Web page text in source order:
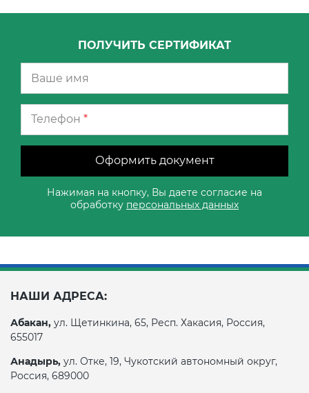
ПОЛУЧИТЬ СЕРТИФИКАТ
Телефон *
Оформить документ
Нажимая на кнопку, Вы даете согласие на
обработку персональных данных
НАШИ АДРЕСА:
Абакан, ул. Щетинкина, 65, Респ. Хакасия, Россия,
655017
Анадырь, ул. Отке, 19, Чукотский автономный округ,
Россия, 689000